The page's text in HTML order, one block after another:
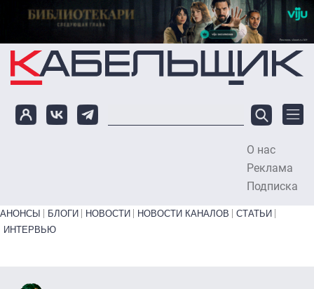
Перейти к основному содержанию
О нас
Реклама
Подписка
Primary links bottom
АНОНСЫ БЛОГИ НОВОСТИ НОВОСТИ КАНАЛОВ
СТАТЬИ
ИНТЕРВЬЮ